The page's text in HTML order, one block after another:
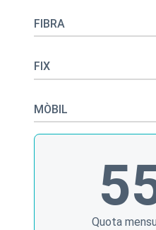
FIBRA
FIX
MÒBIL
Quota